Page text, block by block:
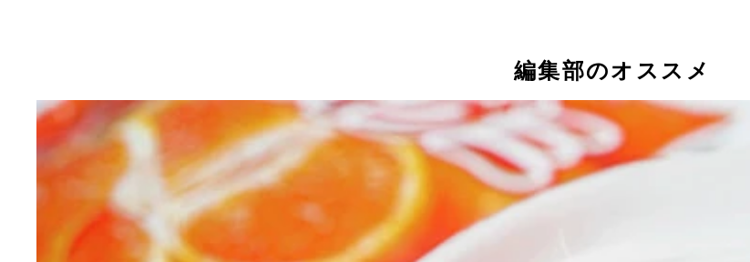
編集部のオススメ